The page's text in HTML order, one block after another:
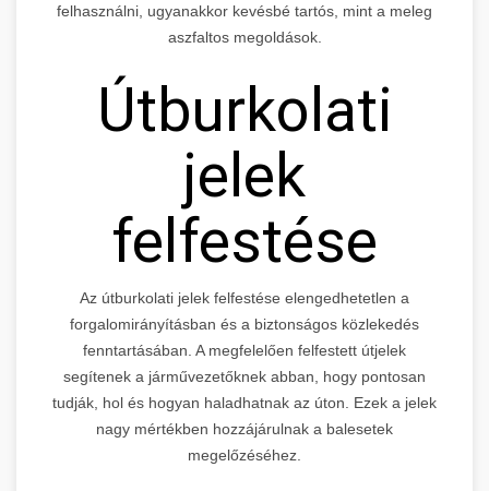
felhasználni, ugyanakkor kevésbé tartós, mint a meleg
aszfaltos megoldások.
Útburkolati
jelek
felfestése
Az útburkolati jelek felfestése elengedhetetlen a
forgalomirányításban és a biztonságos közlekedés
fenntartásában. A megfelelően felfestett útjelek
segítenek a járművezetőknek abban, hogy pontosan
tudják, hol és hogyan haladhatnak az úton. Ezek a jelek
nagy mértékben hozzájárulnak a balesetek
megelőzéséhez.